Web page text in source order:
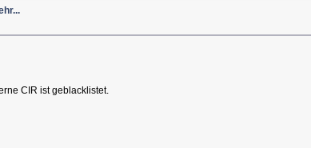
CIR ist geblacklistet.